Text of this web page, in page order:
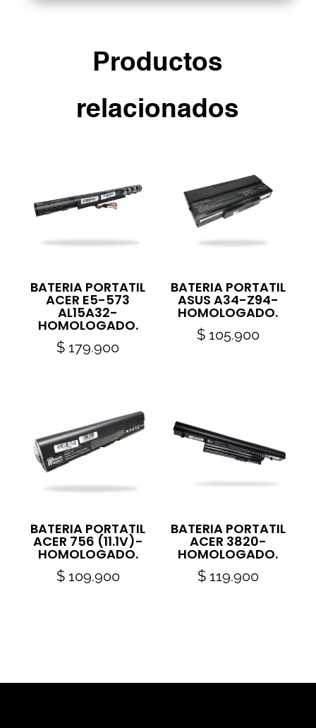
Productos
relacionados
BATERIA PORTATIL
ACER E5-573
AL15A32-
HOMOLOGADO.
$ 179.900
BATERIA PORTATIL
ASUS A34-Z94-
HOMOLOGADO.
$105.900
BATERIA PORTATIL
ACER 756 (11.1V)-
HOMOLOGADO.
$109.900
BATERIA PORTATIL
ACER 3820-
HOMOLOGADO.
$119.900